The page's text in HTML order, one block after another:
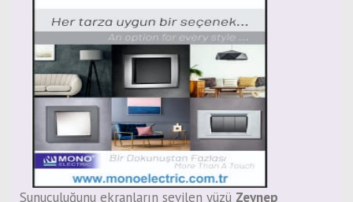
Sunuculuğunu ekranların sevilen yüzü Zeynep